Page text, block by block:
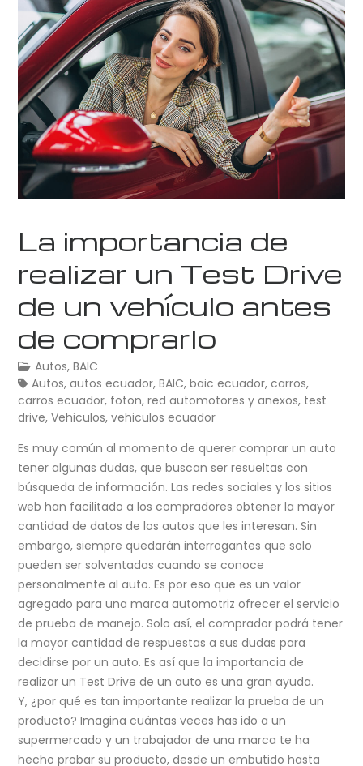
La importancia de
realizar un Test Drive
de un vehículo antes
de comprarlo
Autos,BAIC
Autos,autos ecuador,BAIC,baic ecuador,carros,
carros ecuador, foton,red automotores y anexos, test
drive,Vehiculos,vehiculos ecuador
Es muy común al momento de querer comprar un auto
tener algunas dudas, que buscan ser resueltas con
búsqueda de información. Las redes sociales y los sitios
web han facilitado a los compradores obtener la mayor
cantidad de datos de los autos que les interesan. Sin
embargo, siempre quedarán interrogantes que solo
pueden ser solventadas cuando se conoce
personalmente al auto. Es por eso que es un valor
agregado para una marca automotriz ofrecer el servicio
de prueba de manejo. Solo así, el comprador podrá tener
la mayor cantidad de respuestas a sus dudas para
decidirse por un auto. Es así que la importancia de
realizar un Test Drive de un auto es una gran ayuda.
Y, ¿por qué es tan importante realizar la prueba de un
producto? Imagina cuántas veces has ido a un
supermercado y un trabajador de una marca te ha
hecho probar su producto, desde un embutido hasta